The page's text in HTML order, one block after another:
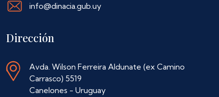
info@dinacia.gub.uy
Dirección
Avda. Wilson Ferreira Aldunate (ex Camino
Carrasco) 5519
Canelones - Uruguay